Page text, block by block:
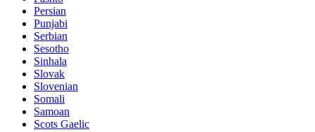
Persian
Punjabi
Serbian
Sesotho
Sinhala
Slovak
Slovenian
Somali
Samoan
Scots Gaelic